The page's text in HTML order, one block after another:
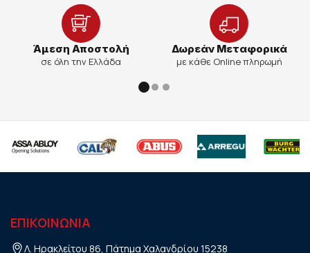
Άμεση Αποστολή
σε όλη την Ελλάδα
Δωρεάν Μεταφορικά
με κάθε Online πληρωμή
ΕΠΙΚΟΙΝΩΝΙΑ
Λ. Ηρακλείτου 86, Πάτημα Χαλανδρίου 15238